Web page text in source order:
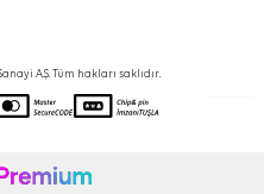
A.Ş. Tüm hakları saklıdır.